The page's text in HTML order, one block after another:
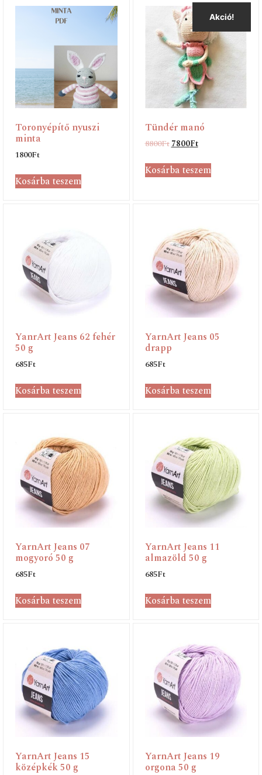
Toronyépítő nyuszi
minta
1800Ft
Kosárba teszem
Akció!
Tündér manó
8800Ft 7800Ft
Kosárba teszem
YanrArt Jeans 62 fehér
50 g
685Ft
Kosárba teszem
YarnArt Jeans 05
drapp
685Ft
Kosárba teszem
YarnArt Jeans 07
mogyoró 50 g
685Ft
Kosárba teszem
YarnArt Jeans 11
almazöld 50 g
685Ft
Kosárba teszem
YarnArt Jeans 15
középkék 50 g
YarnArt Jeans 19
orgona 50 g